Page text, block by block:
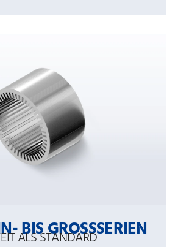
BIS GROSSSERIEN
ALS STANDARD